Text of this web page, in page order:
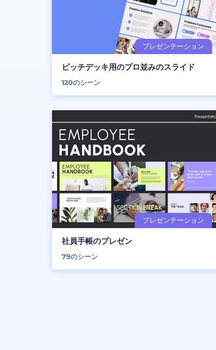
ピッチデッキ用のプロ並みのスライド
120のシーン
社員手帳のプレゼン
79のシーン